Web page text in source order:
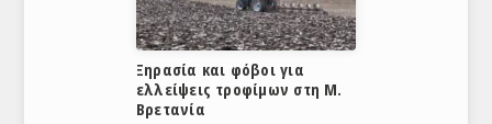
Ξηρασία και φόβοι για
ελλείψεις τροφίμων στη Μ.
Βρετανία